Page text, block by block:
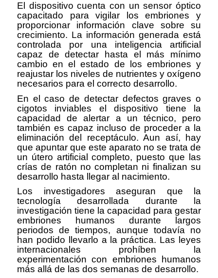
El dispositivo cuenta con un sensor óptico
capacitado para vigilar los embriones y
proporcionar información clave sobre su
crecimiento. La información generada está
controlada por una inteligencia artificial
capaz de detectar hasta el más mínimo
cambio en el estado de los embriones y
reajustar los niveles de nutrientes y oxígeno
necesarios para el correcto desarrollo.
En el caso de detectar defectos graves o
cigotos inviables el dispositivo tiene la
capacidad de alertar a un técnico, pero
también es capaz incluso de proceder a la
eliminación del receptáculo. Aun así, hay
que apuntar que este aparato no se trata de
un útero artificial completo, puesto que las
crías de ratón no completan ni finalizan su
desarrollo hasta llegar al nacimiento.
Los investigadores aseguran que la
tecnología desarrollada durante la
investigación tiene la capacidad para gestar
embriones humanos durante largos
periodos de tiempos, aunque todavía no
han podido llevarlo a la práctica. Las leyes
internacionales prohíben la
experimentación con embriones humanos
más allá de las dos semanas de desarrollo.